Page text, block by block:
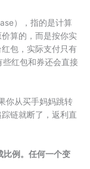
），指的是计算
算的，而是按你实
包，实际支付只有
红包和券还会直接
你从买手妈妈跳转
链就断了，返利直
比例。任何一个变